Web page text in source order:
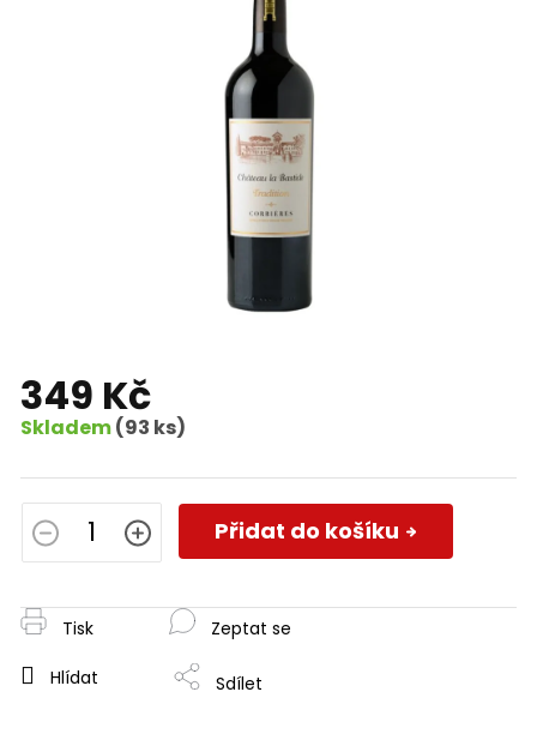
349 Kč
Skladem(93 ks)
Měrná
cena:
Přidat do košíku
Tisk Zeptat se
Hlídat Sdílet